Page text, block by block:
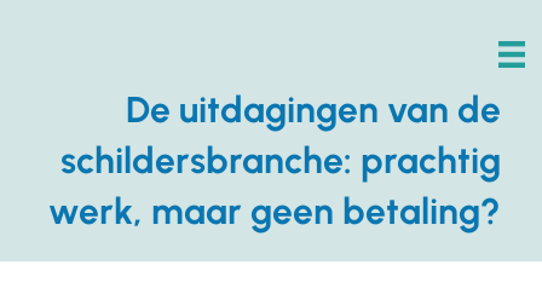
De uitdagingen van de
schildersbranche: prachtig
werk, maar geen betaling?